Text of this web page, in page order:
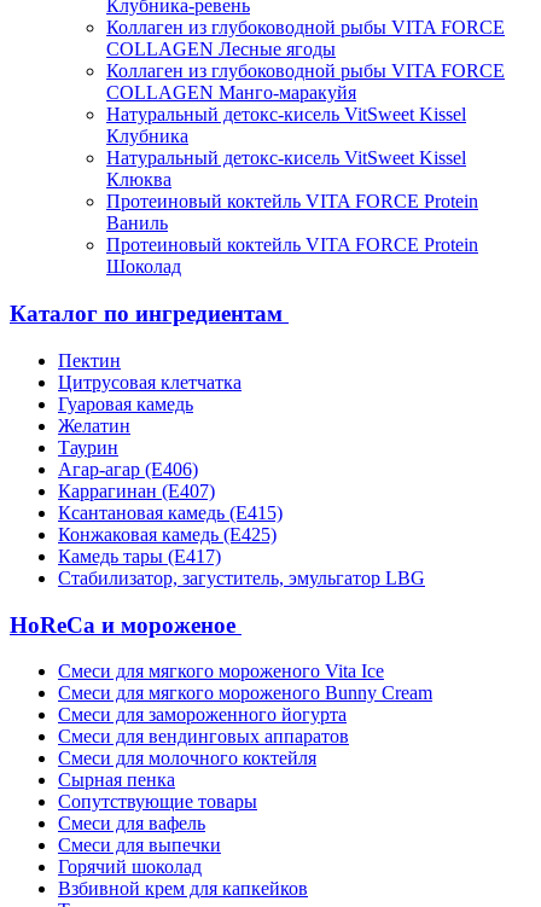
Клубника-ревень
Коллаген из глубоководной рыбы VITA FORCE
COLLAGEN Лесные ягоды
Коллаген из глубоководной рыбы VITA FORCE
COLLAGEN Манго-маракуйя
Натуральный детокс-кисель VitSweet Kissel
Клубника
Натуральный детокс-кисель VitSweet Kissel
Клюква
Протеиновый коктейль VITA FORCE Protein
Ваниль
Протеиновый коктейль VITA FORCE Protein
Шоколад
Каталог по ингредиентам
Пектин
Цитрусовая клетчатка
Гуаровая камедь
Желатин
Таурин
Агар-агар (Е406)
Каррагинан (Е407)
Ксантановая камедь (Е415)
Конжаковая камедь (Е425)
Камедь тары (Е417)
Стабилизатор, загуститель, эмульгатор LBG
HoReCa и мороженое
Смеси для мягкого мороженого Vita Ice
Смеси для мягкого мороженого Bunny Cream
Смеси для замороженного йогурта
Смеси для вендинговых аппаратов
Смеси для молочного коктейля
Сырная пенка
Сопутствующие товары
Смеси для вафель
Смеси для выпечки
Горячий шоколад
Взбивной крем для капкейков